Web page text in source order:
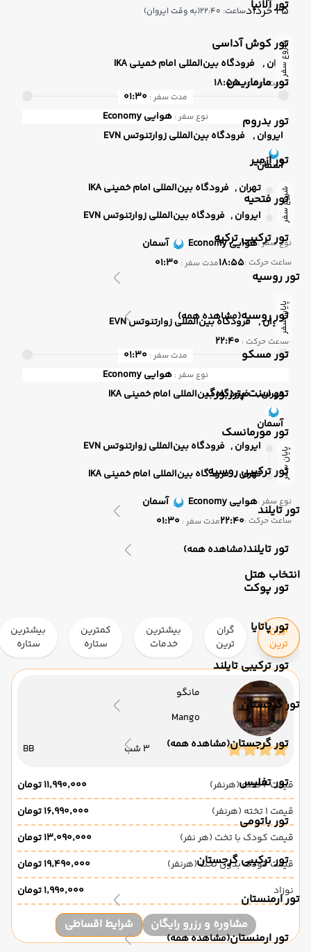
تور آلانیا
تور کوش آداسی
تور مارماریس
تور بدروم
تور ازمیر
تور فتحیه
تور ترکیبی ترکیه
تور روسیه
تور روسیه(مشاهده همه)
تور مسکو
تور سنت پترزبورگ
تور مورمانسک
تور ترکیبی روسیه
تور تایلند
تور تایلند(مشاهده همه)
تور پوکت
تور پاتایا
تور ترکیبی تایلند
تور گرجستان
تور گرجستان(مشاهده همه)
تور تفلیس
تور باتومی
تور ترکیبی گرجستان
تور ارمنستان
تور ارمنستان(مشاهده همه)
25 خرداد ساعت: 22:40 (به وقت ایروان)
شروع سفر
تهران , فرودگاه بین‌المللی امام خمینی IKA
ساعت حرکت :18:55
مدت سفر : 01:30
نوع سفر : هوایی
ایروان , فرودگاه بین‌المللی زوارتنوتس EVN
آسمان
شروع سفر تهران , فرودگاه بین‌المللی امام خمینی IKA
ایروان , فرودگاه بین‌المللی زوارتنوتس EVN
نوع سفر :هواییEconomy آسمان
ساعت حرکت :18:55مدت سفر : 01:30
پایان سفر
ایروان , فرودگاه بین‌المللی زوارتنوتس EVN
ساعت حرکت : 22:40
مدت سفر : 01:30
نوع سفر : هوایی
تهران , فرودگاه بین‌المللی امام خمینی IKA
آسمان
پایان سفر ایروان , فرودگاه بین‌المللی زوارتنوتس EVN
تهران , فرودگاه بین‌المللی امام خمینی IKA
نوع سفر :هوایی آسمان
ساعت حرکت :22:40مدت سفر : 01:30
انتخاب هتل
ارزان
ترین
گران
ترین
بیشترین
خدمات
کمترین
ستاره
بیشترین
ستاره
مانگو
Mango
3 شب BB
قیمت 2 تخته (هرنفر)
۱۱٬۹۹۰٬۰۰۰ تومان
قیمت 1 تخته (هرنفر)
۱۶٬۹۹۰٬۰۰۰ تومان
قیمت کودک با تخت (هر نفر)
۱۳٬۰۹۰٬۰۰۰ تومان
قیمت کودک بدون تخت (هرنفر)
۱۹٬۴۹۰٬۰۰۰ تومان
نوزاد
۱٬۹۹۰٬۰۰۰ تومان
مشاوره و رزرو رایگان شرایط اقساطی